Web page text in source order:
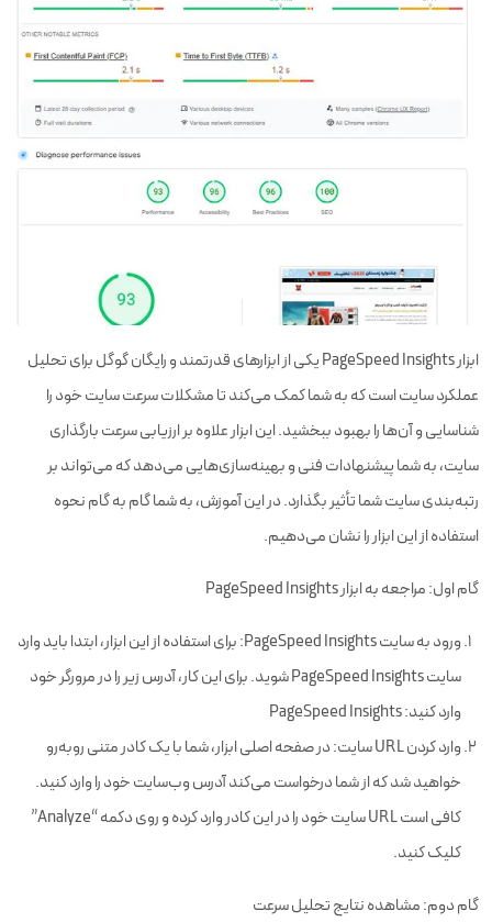
ابزار PageSpeed Insights یکی از ابزارهای قدرتمند و رایگان گوگل برای تحلیل
عملکرد سایت است که به شما کمک می‌کند تا مشکلات سرعت سایت خود را
شناسایی و آن‌ها را بهبود ببخشید. این ابزار علاوه بر ارزیابی سرعت بارگذاری
سایت، به شما پیشنهادات فنی و بهینه‌سازی‌هایی می‌دهد که می‌تواند بر
رتبه‌بندی سایت شما تأثیر بگذارد. در این آموزش، به شما گام به گام نحوه
استفاده از این ابزار را نشان می‌دهیم.
گام اول: مراجعه به ابزار PageSpeed Insights
ورود به سایت PageSpeed Insights: برای استفاده از این ابزار، ابتدا باید وارد
سایت PageSpeed Insights شوید. برای این کار، آدرس زیر را در مرورگر خود
وارد کنید: PageSpeed Insights
وارد کردن URL سایت: در صفحه اصلی ابزار، شما با یک کادر متنی روبه‌رو
خواهید شد که از شما درخواست می‌کند آدرس وب‌سایت خود را وارد کنید.
کافی است URL سایت خود را در این کادر وارد کرده و روی دکمه “Analyze”
کلیک کنید.
گام دوم: مشاهده نتایج تحلیل سرعت